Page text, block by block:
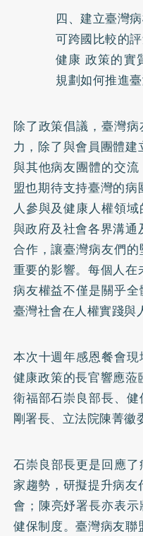
四、建立臺灣
可跨國比較的
健康 政策的實
規劃如何推進
除了政策倡議，臺灣
力，除了與會員團體
與其他病友團體的交
盟也期待支持臺灣的
人參與及健康人權領
與政府及社會各界溝
合作，讓臺灣病友們
重要的影響。每個人
病友權益不僅是關乎
臺灣社會在人權實踐與
本次十週年感恩餐會
健康政策的⾧官響應蒞
衛福部石崇良部⾧、
剛署⾧、立法院陳菁徽
石崇良部⾧更是回應
家趨勢，研擬提升病
會；陳亮妤署⾧亦表
健保制度。臺灣病友